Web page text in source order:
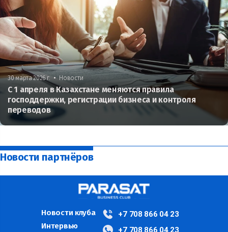
30 марта 2026 г. • Новости
С 1 апреля в Казахстане меняются правила
господдержки, регистрации бизнеса и контроля
переводов
Новости партнёров
Новости клуба
Интервью
+7 708 866 04 23
+7 708 866 04 23